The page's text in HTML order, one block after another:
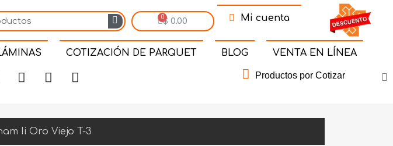
$ 0.00 Mi cuenta
COTIZACIÓN DE PARQUET BLOG VENTA EN LÍNEA
Productos por Cotizar
Ii Oro Viejo T-3